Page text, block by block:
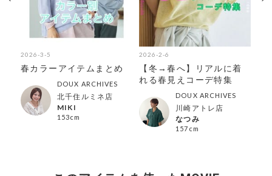
2026-3-5
春カラーアイテムまとめ
DOUX ARCHIVES
北千住ルミネ店
MIKI
153cm
2026-2-6
【冬→春へ】リアルに着
れる春見えコーデ特集
DOUX ARCHIVES
川崎アトレ店
なつみ
157cm